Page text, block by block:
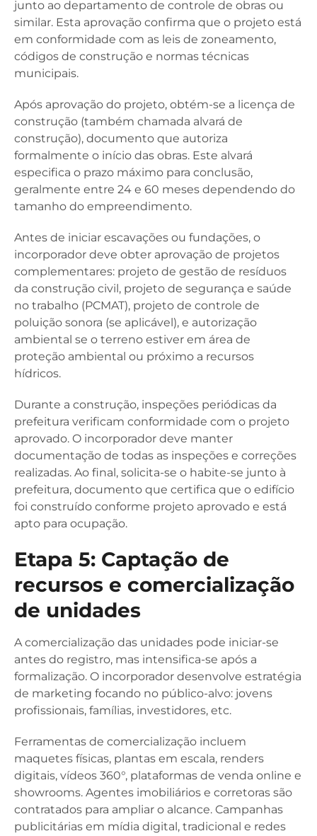
junto ao departamento de controle de obras ou
similar. Esta aprovação confirma que o projeto está
em conformidade com as leis de zoneamento,
códigos de construção e normas técnicas
municipais.
Após aprovação do projeto, obtém-se a licença de
construção (também chamada alvará de
construção), documento que autoriza
formalmente o início das obras. Este alvará
especifica o prazo máximo para conclusão,
geralmente entre 24 e 60 meses dependendo do
tamanho do empreendimento.
Antes de iniciar escavações ou fundações, o
incorporador deve obter aprovação de projetos
complementares: projeto de gestão de resíduos
da construção civil, projeto de segurança e saúde
no trabalho (PCMAT), projeto de controle de
poluição sonora (se aplicável), e autorização
ambiental se o terreno estiver em área de
proteção ambiental ou próximo a recursos
hídricos.
Durante a construção, inspeções periódicas da
prefeitura verificam conformidade com o projeto
aprovado. O incorporador deve manter
documentação de todas as inspeções e correções
realizadas. Ao final, solicita-se o habite-se junto à
prefeitura, documento que certifica que o edifício
foi construído conforme projeto aprovado e está
apto para ocupação.
Etapa 5: Captação de
recursos e comercialização
de unidades
A comercialização das unidades pode iniciar-se
antes do registro, mas intensifica-se após a
formalização. O incorporador desenvolve estratégia
de marketing focando no público-alvo: jovens
profissionais, famílias, investidores, etc.
Ferramentas de comercialização incluem
maquetes físicas, plantas em escala, renders
digitais, vídeos 360°, plataformas de venda online e
showrooms. Agentes imobiliários e corretoras são
contratados para ampliar o alcance. Campanhas
publicitárias em mídia digital, tradicional e redes